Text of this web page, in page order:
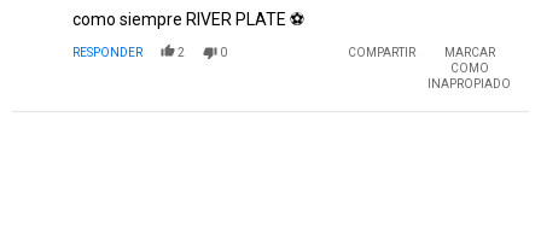
como siempre RIVER PLATE ⚽️
RESPONDER 2 0 COMPARTIR
MARCAR
COMO
INAPROPIADO